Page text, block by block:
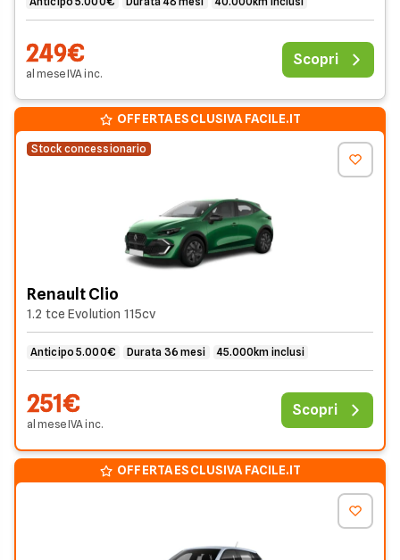
249€
al meseIVAinc.
Scopri
OFFERTA ESCLUSIVA FACILE.IT
Stock concessionario
Renault Clio
1.2 tce Evolution 115cv
Anticipo 5.000€ Durata 36 mesi 45.000km inclusi
251€
al meseIVAinc.
Scopri
OFFERTA ESCLUSIVA FACILE.IT